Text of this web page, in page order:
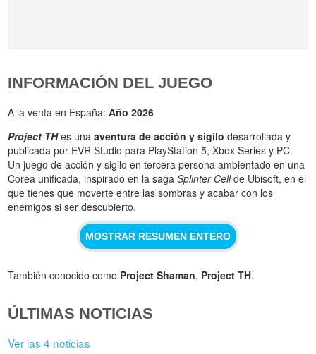
INFORMACIÓN DEL JUEGO
A la venta en España:Año 2026
Project THes unaaventura de acción y sigilo desarrollada y
publicada por EVR Studio para PlayStation 5, Xbox Series y PC.
Un juego de acción y sigilo en tercera persona ambientado en una
Corea unificada, inspirado en la sagaSplinter Cellde Ubisoft, en el
que tienes que moverte entre las sombras y acabar con los
enemigos si ser descubierto.
MOSTRAR RESUMEN ENTERO
También conocido como Project Shaman, Project TH.
ÚLTIMAS NOTICIAS
Ver las 4 noticias